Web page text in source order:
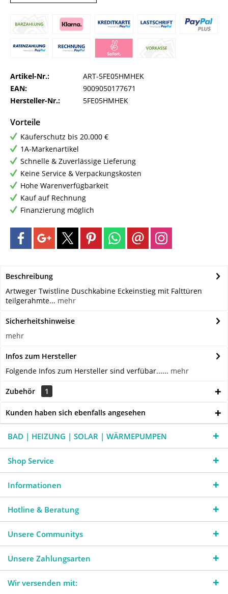
Artikel-Nr.:
ART-5FE05HMHEK
EAN:
9009050177671
Hersteller-Nr.:
5FE05HMHEK
Vorteile
Käuferschutz bis 20.000 €
1A-Markenartikel
Schnelle & Zuverlässige Lieferung
Keine Service & Verpackungskosten
Hohe Warenverfügbarkeit
Kauf auf Rechnung
Finanzierung möglich
Beschreibung
Artweger Twistline Duschkabine Eckeinstieg mit Falttüren
teilgerahmte... mehr
Sicherheitshinweise
mehr
Infos zum Hersteller
Folgende Infos zum Hersteller sind verfübar...... mehr
Zubehör 1
Kunden haben sich ebenfalls angesehen
BAD | HEIZUNG | SOLAR | WÄRMEPUMPEN
Shop Service
Informationen
Hotline & Beratung
Unsere Communitys
Unsere Zahlungsarten
Wir versenden mit: